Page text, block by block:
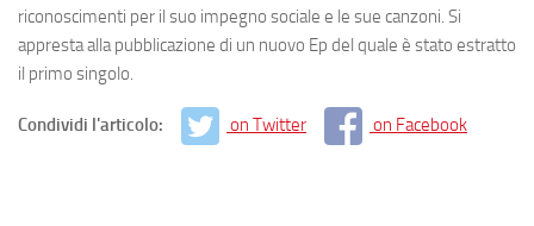
riconoscimenti per il suo impegno sociale e le sue canzoni. Si
appresta alla pubblicazione di un nuovo Ep del quale è stato estratto
il primo singolo.
Condividi l'articolo: on Twitter on Facebook